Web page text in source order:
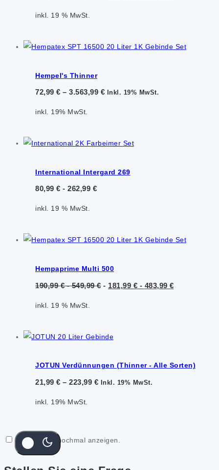
inkl. 19 % MwSt.
Hempel's Thinner
72,99 € – 3.563,99 € Inkl. 19% MwSt.
inkl. 19% MwSt.
International Intergard 269
80,99 € - 262,99 €
inkl. 19 % MwSt.
Hempaprime Multi 500
190,99€-549,99€- 181,99 € - 483,99 €
inkl. 19 % MwSt.
JOTUN Verdünnungen (Thinner - Alle Sorten)
21,99 € – 223,99 € Inkl. 19% MwSt.
inkl. 19% MwSt.
Popup nicht nochmal anzeigen.